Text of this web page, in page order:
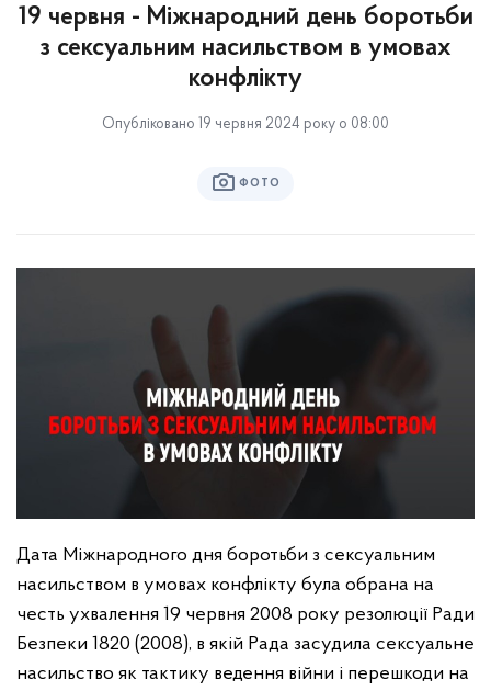
19 червня - Міжнародний день боротьби
з сексуальним насильством в умовах
конфлікту
Опубліковано 19 червня 2024 року о 08:00
ФОТО
Дата Міжнародного дня боротьби з сексуальним
насильством в умовах конфлікту була обрана на
честь ухвалення 19 червня 2008 року резолюції Ради
Безпеки 1820 (2008), в якій Рада засудила сексуальне
насильство як тактику ведення війни і перешкоди на